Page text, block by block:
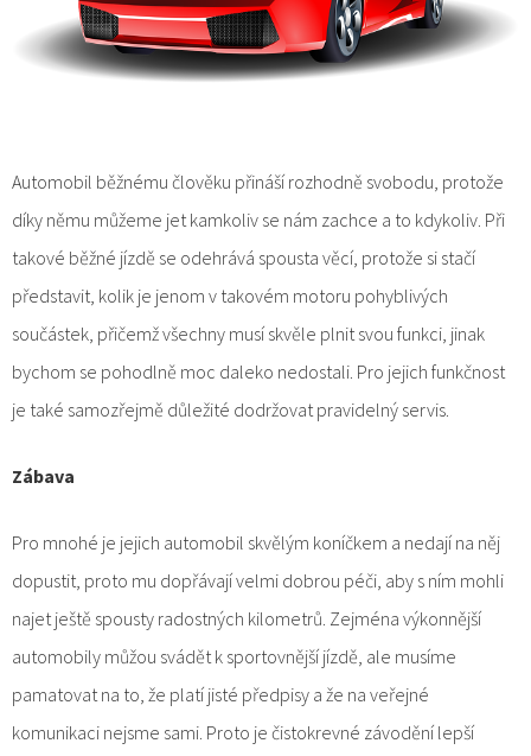
Automobil běžnému člověku přináší rozhodně svobodu, protože
díky němu můžeme jet kamkoliv se nám zachce a to kdykoliv. Při
takové běžné jízdě se odehrává spousta věcí, protože si stačí
představit, kolik je jenom v takovém motoru pohyblivých
součástek, přičemž všechny musí skvěle plnit svou funkci, jinak
bychom se pohodlně moc daleko nedostali. Pro jejich funkčnost
je také samozřejmě důležité dodržovat pravidelný servis.
Zábava
Pro mnohé je jejich automobil skvělým koníčkem a nedají na něj
dopustit, proto mu dopřávají velmi dobrou péči, aby s ním mohli
najet ještě spousty radostných kilometrů. Zejména výkonnější
automobily můžou svádět k sportovnější jízdě, ale musíme
pamatovat na to, že platí jisté předpisy a že na veřejné
komunikaci nejsme sami. Proto je čistokrevné závodění lepší